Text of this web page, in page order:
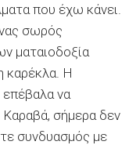
που έχω κάνει.
σωρός
ματαιοδοξία
καρέκλα. Η
επέβαλα να
σήμερα δεν
συνδυασμός με